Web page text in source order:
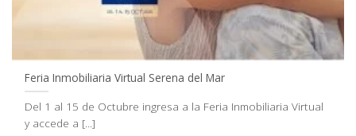
Feria Inmobiliaria Virtual Serena del Mar
Del 1 al 15 de Octubre ingresa a la Feria Inmobiliaria Virtual
y accede a [...]